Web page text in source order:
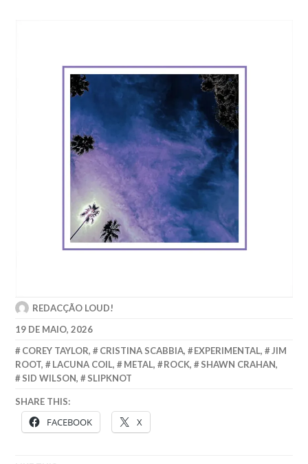
REDACÇÃO LOUD!
19 DE MAIO, 2026
COREY TAYLOR, CRISTINA SCABBIA, EXPERIMENTAL,
JIM
ROOT, LACUNA COIL, METAL, ROCK, SHAWN CRAHAN,
SID WILSON, SLIPKNOT
SHARE THIS:
FACEBOOK X